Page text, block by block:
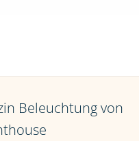
Beleuchtung von